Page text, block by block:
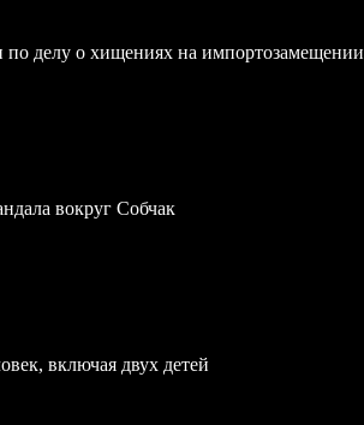
по делу о хищениях на импортозамещении
вокруг Собчак
включая двух детей